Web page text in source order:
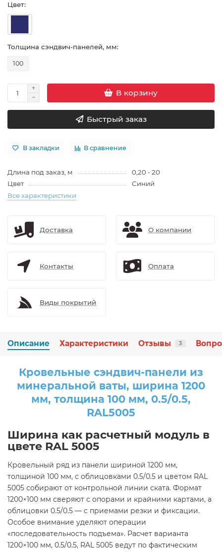
Цвет:
Толщина сэндвич-панелей, мм:
100
В корзину
Быстрый заказ
В закладки В сравнение
Длина под заказ, м
0,20 - 20
Цвет
Синий
Все характеристики
Доставка О компании
Контакты Оплата
Виды покрытий
Описание Характеристики Отзывы 3
Кровельные сэндвич-панели из
минеральной ваты, ширина 1200
мм, толщина 100 мм, 0.5/0.5,
RAL5005
Ширина как расчетный модуль в
цвете RAL 5005
Кровельный ряд из панели шириной 1200 мм,
толщиной 100 мм, с облицовками 0.5/0.5 и цветом RAL
5005 собирают от контрольной линии ската. Формат
1200×100 мм сверяют с опорами и крайними картами, а
облицовки 0.5/0.5 — с приемами резки и фиксации.
Особое внимание уделяют операции
«последовательность подъема». Расчет варианта
1200×100 мм, 0.5/0.5, RAL 5005 ведут по фактическим